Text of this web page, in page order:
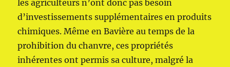
les agriculteurs n’ont donc pas besoin
d’investissements supplémentaires en produits
chimiques. Même en Bavière au temps de la
prohibition du chanvre, ces propriétés
inhérentes ont permis sa culture, malgré la